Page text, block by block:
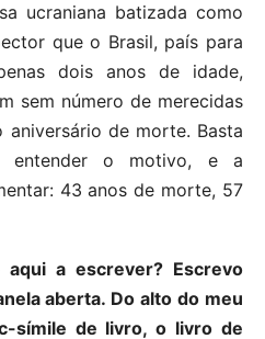
ucraniana batizada como
que o Brasil, país para
dois anos de idade,
sem número de merecidas
aniversário de morte. Basta
entender o motivo, e a
43 anos de morte, 57
a escrever? Escrevo
aberta. Do alto do meu
símile de livro, o livro de